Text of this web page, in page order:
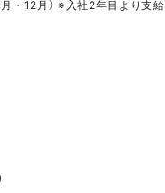
・12月） ※入社2年目より支給